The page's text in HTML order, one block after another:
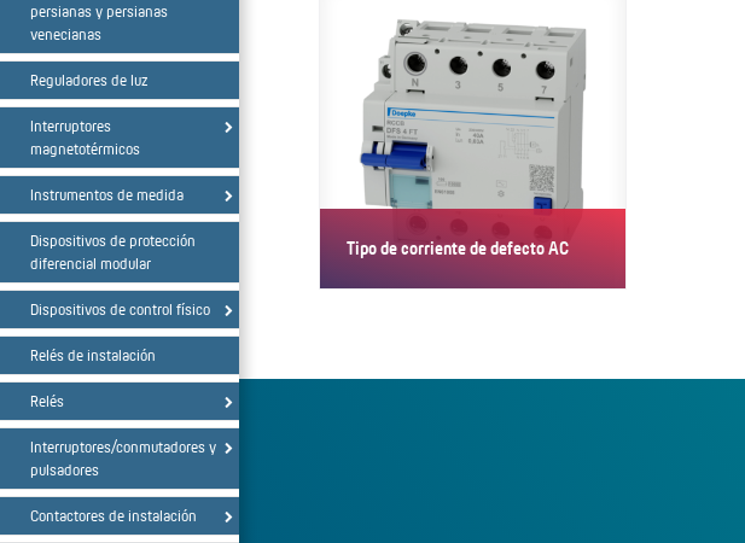
persianas y persianas
venecianas
Reguladores de luz
Interruptores
magnetotérmicos
Instrumentos de medida
Dispositivos de protección
diferencial modular
Dispositivos de control físico
Relés de instalación
Relés
Interruptores/conmutadores y
pulsadores
Contactores de instalación
Tipo de corriente de defecto AC